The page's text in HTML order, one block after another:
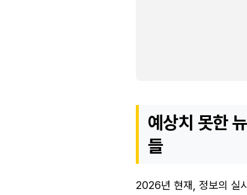
예상치 못한
들
2026년 현재, 정보의 실